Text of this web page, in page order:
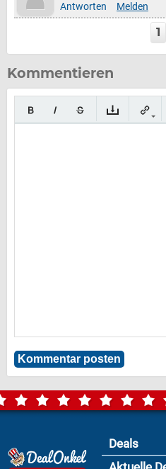
Antworten
Melden
1
Kommentieren
Deals